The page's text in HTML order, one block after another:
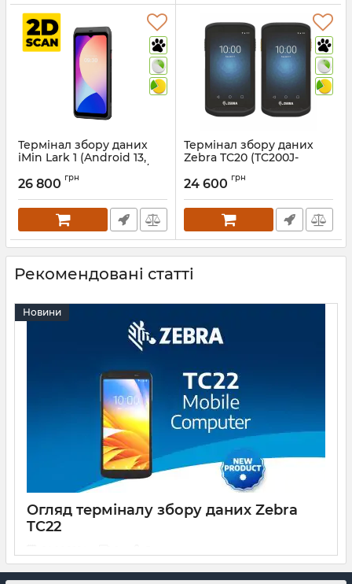
Термінал збору даних
iMin Lark 1 (Android 13,
6.5", 2D сканер, 8 RAM/128
ROM, Bluetooth , NFC ,
Артикул:1203
26 800 грн
Термінал збору даних
Zebra TC20 (TC200J-
Артикул:314
24 600 грн
Рекомендовані статті
Новини
Огляд терміналу збору даних Zebra
TC22